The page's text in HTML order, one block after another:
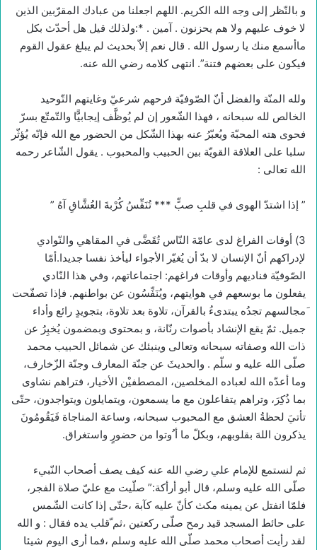
و بالنّظر إلى وجه الله الكريم. اللهم اجعلنا من عبادك المقرّبين الذين
لا خوف عليهم ولا هم يحزنون . آمين . *:ولذلك قيل هل أحدّث بكل
ماأسمع منك يا رسول الله . قال نعم إلاّ بحديث لم يبلغ عقول القوم
فيكون على بعضهم فتنة”. انتهى كلامه رضي الله عنه.
ولله المنّة والفضل أنّ الصّوفيّة فرحهم شرعيّ وغايتهم التّوحيد
الخالص لله سبحانه ، فهذا الشّعور إن لم يُوظَّف إيجابيًّا والتّمتّع بسرّ
فحوى هته المحبّة ويُعبّرُ عنه بهذا الشّكل من الحضور مع الله فإنّه يُؤثّر
سلبا على العلاقة القويّة بين الحبيب والمحبوب . يقول الشّاعر رحمه
الله تعالى :
” إذا اشتدّ الهوى في قلبِ صبٍّ *** تُنَفِّسُ كُرْبةَ العُشَّاقِ آهُ ”
3) أوقات الفراغ لدى عامّة النّاس تُقَضَّى في المقاهي والنّوادي
لإدراكهم أنّ الإنسان لا بدّ أن يُغيّر الأجواء ليأخذ نفسا جديدا.أمّا
الصّوفيّة فناديهم وأوقات فراغهم: اجتماعاتهم، وفي هذا النّادي
يفعلون ما بوسعهم في هوايتهم، ويُنَفِّسُون عن بواطنهم. فإذا تصفّحت
َمجالسهم تجدُه يبتدىءُ بالقرآن، تلاوة بعد تلاوة، بتجويدٍ رائع وأداء
جميل. ثمّ يقع الإنشاد بأصوات رنّانة، و بمحتوى وبمضمون يُخبِرُ عن
ذات الله وصفاته سبحانه وتعالى وينبئك عن شمائل الحبيب محمد
صلّى الله عليه و سلّم . والحديثَ عن جنّة المعارف وجنّة الزّخارف،
وما أعدّه الله لعباده المخلصين، المصطفيْن الأخيار، فتراهم نشاوى
بما ذُكِرَ، وتراهم يتفاعلون مع ما يسمعون، ويتمايلون ويتواجدون، حتّى
تأتيَ لحظةُ العشق مع المحبوب سبحانه، وساعة المناجاة فَيَقُومُونَ
يذكرون اللهَ بقلوبهم، وبكلّ ما أ ُوتوا من حضورٍ واستغراق.
ثم لنستمع للإمام علي رضي الله عنه كيف يصف أصحاب النّبيء
صلّى الله عليه وسلم، قال أبو أرأكة:” صلّيت مع عليّ صلاة الفجر،
فلمّا انفتل عن يمينه مكث كأنّ عليه كآبة ،حتّى إذا كانت الشّمس
على حائط المسجد قيد رمح صلّى ركعتين ،ثم ّقلب يده فقال : و الله
لقد رأيت أصحاب محمد صلّى الله عليه وسلم ،فما أرى اليوم شيئا